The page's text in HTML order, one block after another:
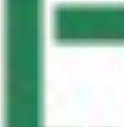
esa­te